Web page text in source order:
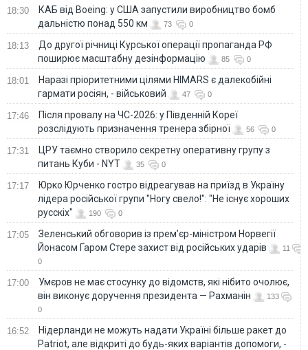
18:30
КАБ від Boeing: у США запустили виробництво бомб
дальністю понад 550 км
73 0
18:13
До другої річниці Курської операції пропаганда РФ
поширює масштабну дезінформацію
85 0
18:01
Наразі пріоритетними цілями HIMARS є далекобійні
гармати росіян, - військовий
47 0
17:46
Після провалу на ЧС-2026: у Південній Кореї
розслідують призначення тренера збірної
56 0
17:31
ЦРУ таємно створило секретну оперативну групу з
питань Куби - NYT
35 0
17:17
Юрко Юрченко гостро відреагував на приїзд в Україну
лідера російської групи "Ногу свело!": "Не існує хороших
русскіх"
190 0
17:05
Зеленський обговорив із прем’єр-міністром Норвегії
Йонасом Гаром Стере захист від російських ударів
11
0
17:00
Умєров не має стосунку до відомств, які нібито очолює,
він виконує доручення президента — Рахманін
133
0
16:52
Нідерланди не можуть надати Україні більше ракет до
Patriot, але відкриті до будь-яких варіантів допомоги, -